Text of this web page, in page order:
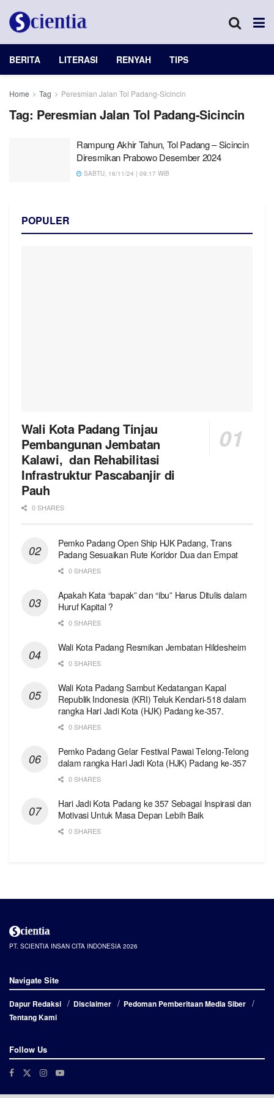
BERITA LITERASI RENYAH TIPS
Home Tag Peresmian Jalan Tol Padang-Sicincin
Tag: Peresmian Jalan Tol Padang-Sicincin
Rampung Akhir Tahun, Tol Padang – Sicincin
Diresmikan Prabowo Desember 2024
SABTU, 16/11/24 | 09:17 WIB
POPULER
Wali Kota Padang Tinjau
Pembangunan Jembatan
Kalawi, dan Rehabilitasi
Infrastruktur Pascabanjir di
Pauh
0 SHARES
Pemko Padang Open Ship HJK Padang, Trans
Padang Sesuaikan Rute Koridor Dua dan Empat
0 SHARES
Apakah Kata “bapak” dan “ibu” Harus Ditulis dalam
Huruf Kapital ?
0 SHARES
Wali Kota Padang Resmikan Jembatan Hildesheim
0 SHARES
Wali Kota Padang Sambut Kedatangan Kapal
Republik Indonesia (KRI) Teluk Kendari-518 dalam
rangka Hari Jadi Kota (HJK) Padang ke-357.
0 SHARES
Pemko Padang Gelar Festival Pawai Telong-Telong
dalam rangka Hari Jadi Kota (HJK) Padang ke-357
0 SHARES
Hari Jadi Kota Padang ke 357 Sebagai Inspirasi dan
Motivasi Untuk Masa Depan Lebih Baik
0 SHARES
PT. SCIENTIA INSAN CITA INDONESIA 2026
Navigate Site
Dapur Redaksi Disclaimer
Pedoman Pemberitaan Media Siber
Tentang Kami
Follow Us